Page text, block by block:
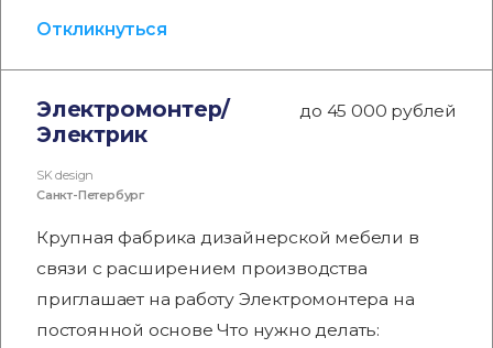
Откликнуться
Электромонтер/
Электрик
до 45 000 рублей
SK design
Санкт-Петербург
Крупная фабрика дизайнерской мебели в
связи с расширением производства
приглашает на работу Электромонтера на
постоянной основе Что нужно делать: